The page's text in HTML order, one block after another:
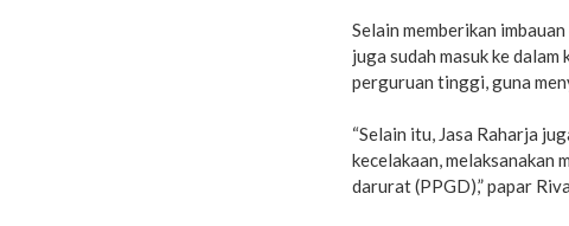
Selain memberikan
juga sudah masuk ke
perguruan tinggi, guna
“Selain itu, Jasa Raharja
kecelakaan, melaksanakan
darurat (PPGD),” papar